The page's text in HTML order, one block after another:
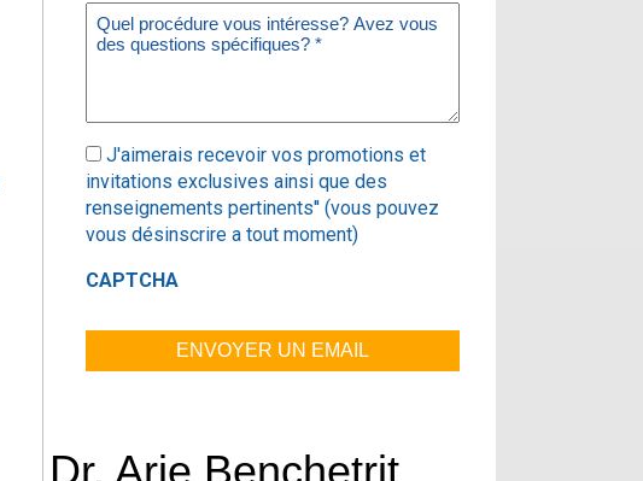
Message
(Required)
Subscribe
J'aimerais recevoir vos promotions et
invitations exclusives ainsi que des
renseignements pertinents'' (vous pouvez
vous désinscrire a tout moment)
CAPTCHA
Dr. Arie Benchetrit